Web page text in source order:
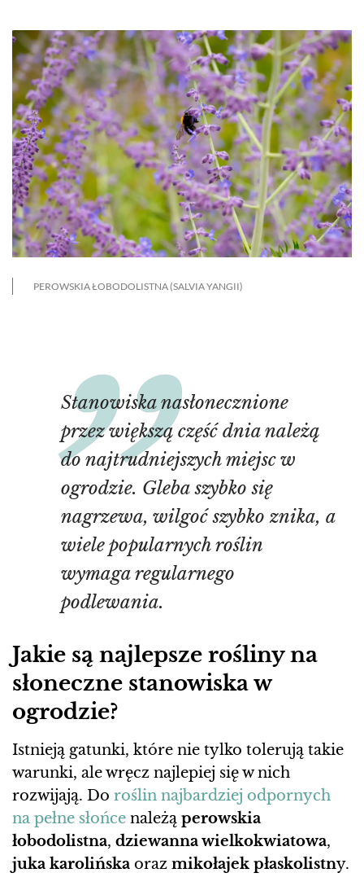
PEROWSKIA ŁOBODOLISTNA (SALVIA YANGII)
Stanowiska nasłonecznione
przez większą część dnia należą
do najtrudniejszych miejsc w
ogrodzie. Gleba szybko się
nagrzewa, wilgoć szybko znika, a
wiele popularnych roślin
wymaga regularnego
podlewania.
Jakie są najlepsze rośliny na
słoneczne stanowiska w
ogrodzie?
Istnieją gatunki, które nie tylko tolerują takie
warunki, ale wręcz najlepiej się w nich
rozwijają. Do roślin najbardziej odpornych
na pełne słońce należą perowskia
łobodolistna, dziewanna wielkokwiatowa,
juka karolińska oraz mikołajek płaskolistny.